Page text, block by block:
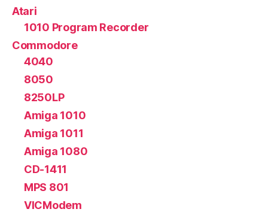
Atari
1010 Program Recorder
Commodore
4040
8050
8250LP
Amiga 1010
Amiga 1011
Amiga 1080
CD-1411
MPS 801
VICModem